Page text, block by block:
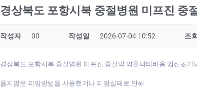
경상북도 포항시북 중절병원 미프진 중
작성자 00 작성일 2026-07-04 10:52 조회
경상북도 포항시북 중절병원 미프진 중절약 약물낙태비용 임신초기
옳지않은 피임방법을 사용했거나 피임실패로 인해